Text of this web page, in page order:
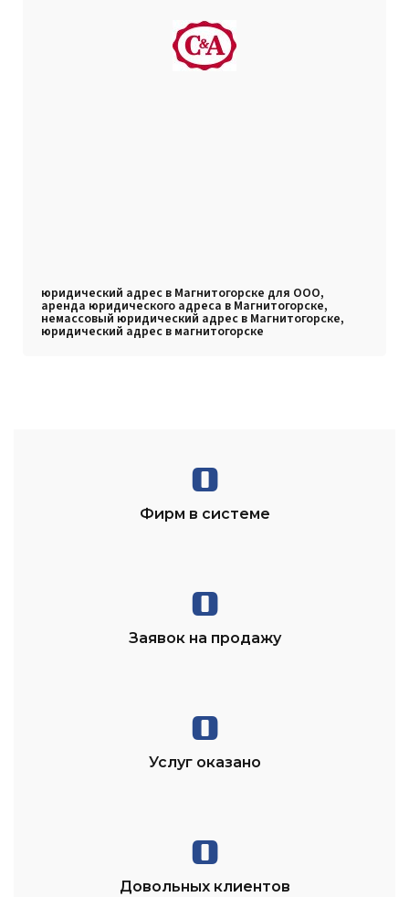
юридический адрес в Магнитогорске для ООО,
аренда юридического адреса в Магнитогорске,
немассовый юридический адрес в Магнитогорске,
юридический адрес в магнитогорске
0
Фирм в системе
0
Заявок на продажу
0
Услуг оказано
0
Довольных клиентов